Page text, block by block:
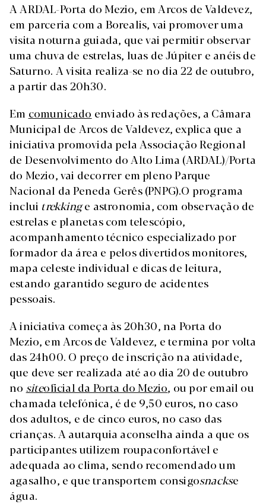
A ARDAL-Porta do Mezio, em Arcos de Valdevez,
em parceria com a Borealis, vai promover uma
visita noturna guiada, que vai permitir observar
uma chuva de estrelas, luas de Júpiter e anéis de
Saturno. A visita realiza-se no dia 22 de outubro,
a partir das 20h30.
Em comunicado enviado às redações, a Câmara
Municipal de Arcos de Valdevez, explica que a
iniciativa promovida pela Associação Regional
de Desenvolvimento do Alto Lima (ARDAL)/Porta
do Mezio, vai decorrer em pleno Parque
Nacional da Peneda Gerês (PNPG).O programa
inclui trekkinge astronomia, com observação de
estrelas e planetas com telescópio,
acompanhamento técnico especializado por
formador da área e pelos divertidos monitores,
mapa celeste individual e dicas de leitura,
estando garantido seguro de acidentes
pessoais.
A iniciativa começa às 20h30, na Porta do
Mezio, em Arcos de Valdevez, e termina por volta
das 24h00. O preço de inscrição na atividade,
que deve ser realizada até ao dia 20 de outubro
no siteoficial da Porta do Mezio, ou por email ou
chamada telefónica, é de 9,50 euros, no caso
dos adultos, e de cinco euros, no caso das
crianças. A autarquia aconselha ainda a que os
participantes utilizem roupaconfortável e
adequada ao clima, sendo recomendado um
agasalho, e que transportem consigosnackse
água.